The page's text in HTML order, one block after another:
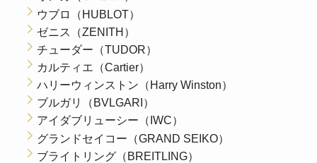
ウブロ（HUBLOT）
ゼニス（ZENITH）
チューダー（TUDOR）
カルティエ（Cartier）
ハリーウィンストン（Harry Winston）
ブルガリ（BVLGARI）
アイダブリューシー（IWC）
グランドセイコー（GRAND SEIKO）
ブライトリング（BREITLING）